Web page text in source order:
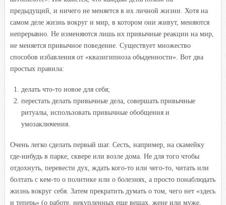
предыдущий, и ничего не меняется в их личной жизни. Хотя на
самом деле жизнь вокруг и мир, в котором они живут, меняются
непрерывно. Не изменяются лишь их привычные реакции на мир,
не меняется привычное поведение. Существует множество
способов избавления от «квазигипноза обыденности». Вот два
простых правила:
делать что-то новое для себя;
перестать делать привычные дела, совершать привычные
ритуалы, использовать привычные обобщения и
умозаключения.
Очень легко сделать первый шаг. Сесть, например, на скамейку
где-нибудь в парке, сквере или возле дома. Не для того чтобы
отдохнуть, перевести дух, ждать кого-то или чего-то, читать или
болтать с кем-то о политике или о болезнях, а просто понаблюдать
жизнь вокруг себя. Затем прекратить думать о том, чего нет «здесь
и теперь» (о работе, некупленных еще вещах, жене или муже,